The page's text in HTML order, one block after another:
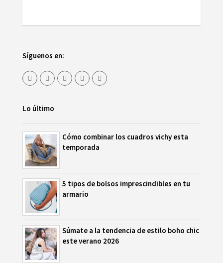
Síguenos en:
Lo último
Cómo combinar los cuadros vichy esta
temporada
5 tipos de bolsos imprescindibles en tu
armario
Súmate a la tendencia de estilo boho chic
este verano 2026